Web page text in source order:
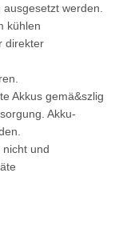
werden.
kühlen
direkter
Akkus gemä&szlig
Akku-
nicht und